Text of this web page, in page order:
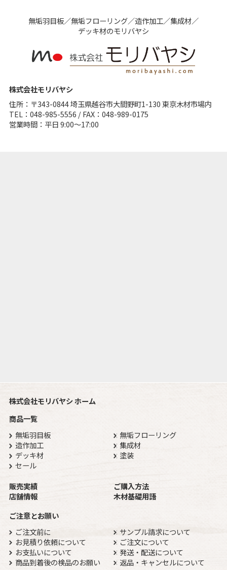
無垢⽻⽬板／無垢フローリング／造作加⼯／集成材／
デッキ材のモリバヤシ
株式会社モリバヤシ
住所：〒343-0844 埼⽟県越⾕市⼤間野町1-130 東京⽊材市場内
TEL：048-985-5556 / FAX：048-989-0175
営業時間：平日 9:00～17:00
株式会社モリバヤシ ホーム
商品一覧
無垢羽目板
無垢フローリング
造作加工
集成材
デッキ材
塗装
セール
販売実績
ご購入方法
店舗情報
木材基礎用語
ご注意とお願い
ご注文前に
サンプル請求について
お見積り依頼について
ご注文について
お支払いについて
発送・配送について
商品到着後の検品のお願い
返品・キャンセルについて